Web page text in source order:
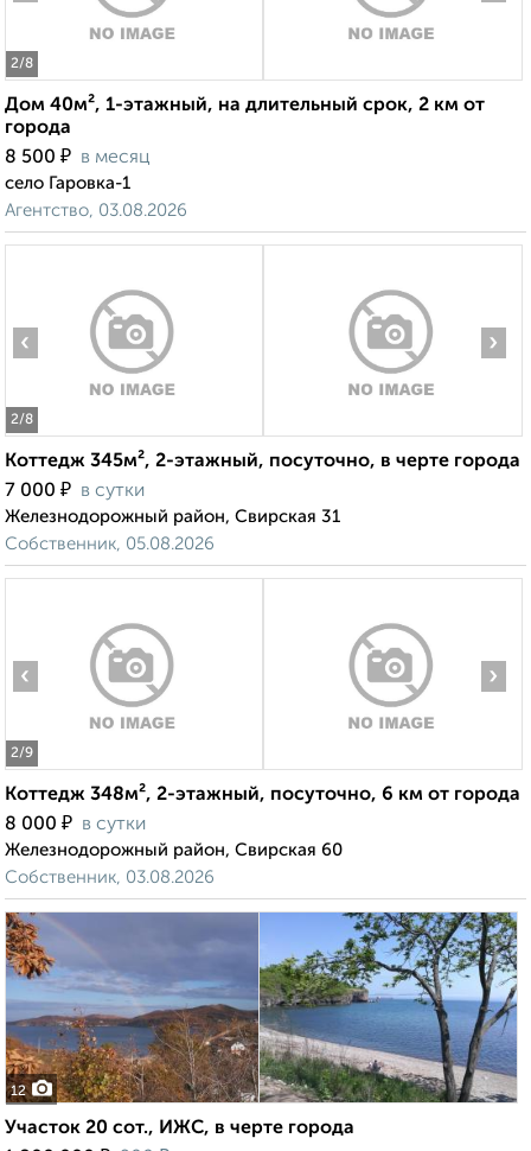
2/8
Дом 40м², 1-этажный, на длительный срок, 2 км от
города
8 500 ₽ в месяц
село Гаровка-1
Агентство, 03.08.2026
2/8
‹ ›
Коттедж 345м², 2-этажный, посуточно, в черте города
7 000 ₽ в сутки
Железнодорожный район, Свирская 31
Собственник, 05.08.2026
2/9
‹ ›
Коттедж 348м², 2-этажный, посуточно, 6 км от города
8 000 ₽ в сутки
Железнодорожный район, Свирская 60
Собственник, 03.08.2026
12
Участок 20 сот., ИЖС, в черте города